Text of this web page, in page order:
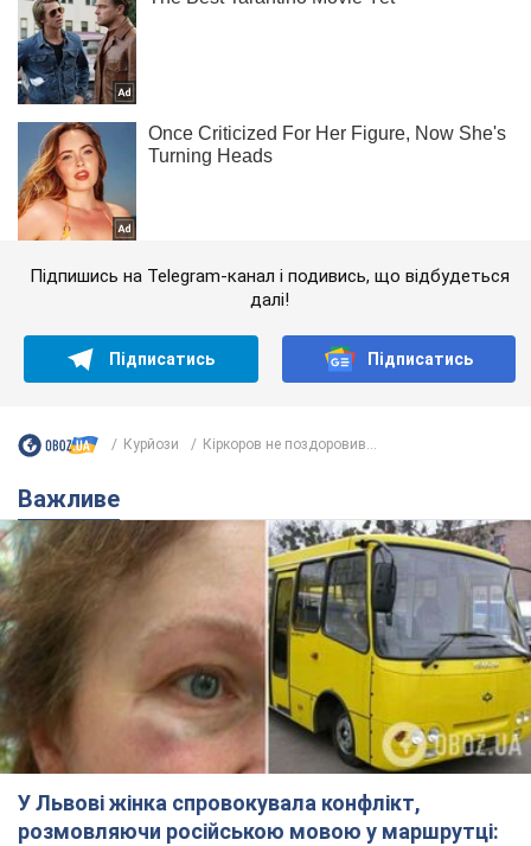
Підпишись на Telegram-канал і подивись, що відбудеться
далі!
Підписатись Підписатись
Курйози Кіркоров не поздоровив...
Важливе
У Львові жінка спровокувала конфлікт,
розмовляючи російською мовою у маршрутці: